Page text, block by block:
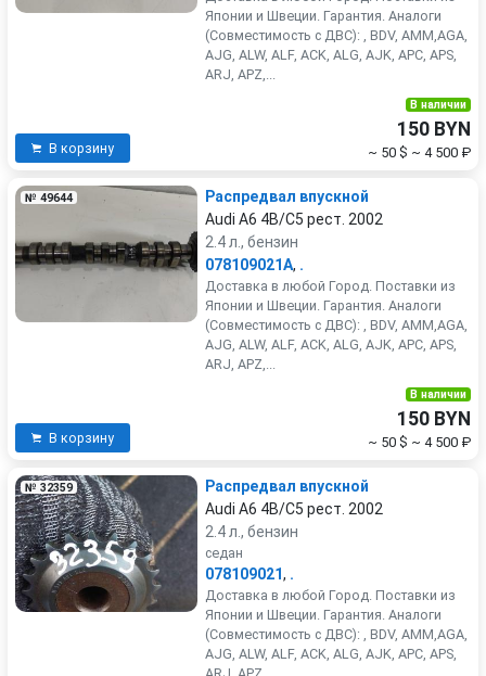
Японии и Швеции. Гарантия. Аналоги
(Совместимость с ДВС): , BDV, AMM,AGA,
AJG, ALW, ALF, ACK, ALG, AJK, APC, APS,
ARJ, APZ,...
В корзину
В наличии
150 BYN
~ 50 $ ~ 4 500 ₽
№ 49644
Распредвал впускной
Audi A6 4B/C5 рест. 2002
2.4 л., бензин
078109021A, .
Доставка в любой Город. Поставки из
Японии и Швеции. Гарантия. Аналоги
(Совместимость с ДВС): , BDV, AMM,AGA,
AJG, ALW, ALF, ACK, ALG, AJK, APC, APS,
ARJ, APZ,...
В корзину
В наличии
150 BYN
~ 50 $ ~ 4 500 ₽
№ 32359
Распредвал впускной
Audi A6 4B/C5 рест. 2002
2.4 л., бензин
седан
078109021, .
Доставка в любой Город. Поставки из
Японии и Швеции. Гарантия. Аналоги
(Совместимость с ДВС): , BDV, AMM,AGA,
AJG, ALW, ALF, ACK, ALG, AJK, APC, APS,